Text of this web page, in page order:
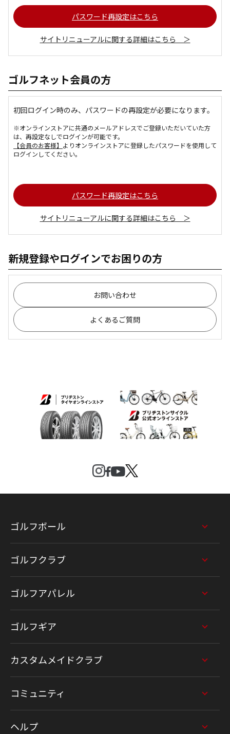
パスワード再設定はこちら
サイトリニューアルに関する詳細はこちら ＞
ゴルフネット会員の方
初回ログイン時のみ、パスワードの再設定が必要になります。
※オンラインストアに共通のメールアドレスでご登録いただいていた方
は、再設定なしでログインが可能です。
【会員のお客様】 よりオンラインストアに登録したパスワードを使用して
ログインしてください。
パスワード再設定はこちら
サイトリニューアルに関する詳細はこちら ＞
新規登録やログインでお困りの方
お問い合わせ
よくあるご質問
ゴルフボール
ゴルフクラブ
ゴルフアパレル
ゴルフギア
カスタムメイドクラブ
コミュニティ
ヘルプ